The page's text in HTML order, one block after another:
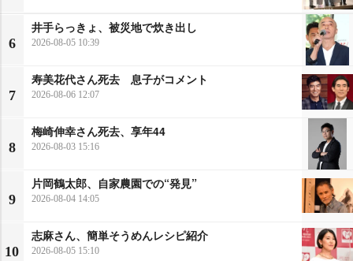
6
井手らっきょ、被災地で炊き出し
2026-08-05 10:39
7
寿美花代さん死去 息子がコメント
2026-08-06 12:07
8
梅崎伸幸さん死去、享年44
2026-08-03 15:16
9
片岡鶴太郎、自家農園での“発見”
2026-08-04 14:05
10
志麻さん、簡単そうめんレシピ紹介
2026-08-05 15:10